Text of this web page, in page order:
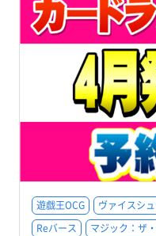
遊戯王OCG ヴァイスシ
Reバース
マジック：ザ